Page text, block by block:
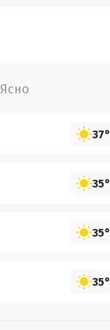
Ясно
37°
35°
35°
35°